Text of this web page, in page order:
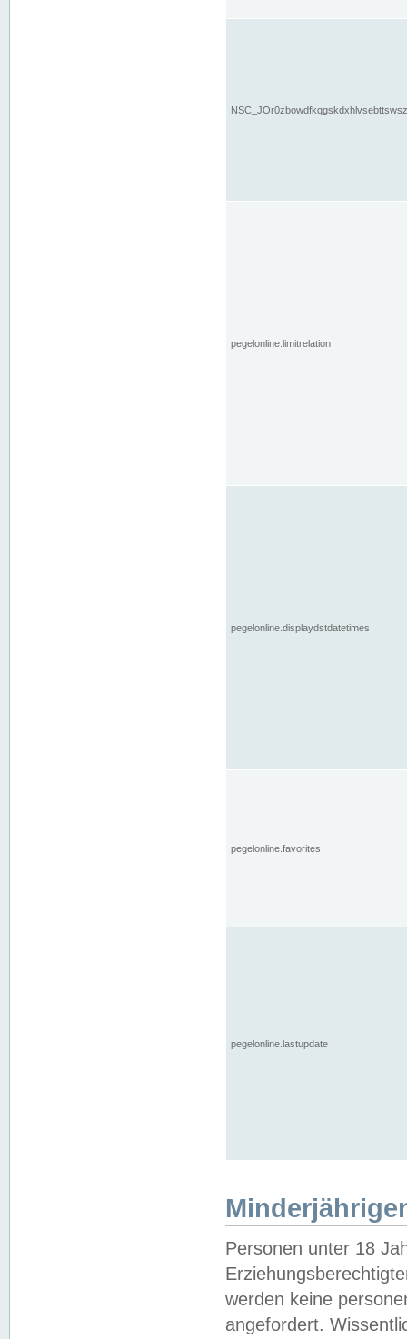
pegelonline.limitrelation
pegelonline.displaydstdatetimes
pegelonline.favorites
pegelonline.lastupdate
Personen unter 18
werden keine
angefordert.